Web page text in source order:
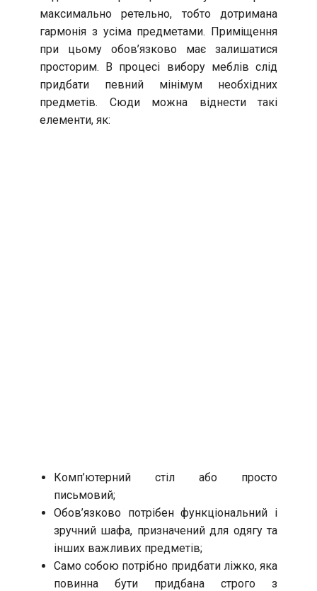
максимально ретельно, тобто дотримана
гармонія з усіма предметами. Приміщення
при цьому обов’язково має залишатися
просторим. В процесі вибору меблів слід
придбати певний мінімум необхідних
предметів. Сюди можна віднести такі
елементи, як:
Комп’ютерний стіл або просто
письмовий;
Обов’язково потрібен функціональний і
зручний шафа, призначений для одягу та
інших важливих предметів;
Само собою потрібно придбати ліжко, яка
повинна бути придбана строго з